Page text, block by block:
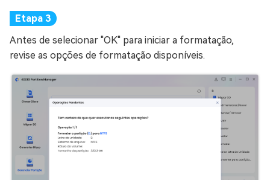
Antes de selecionar "OK" para iniciar a formatação,
revise as opções de formatação disponíveis.